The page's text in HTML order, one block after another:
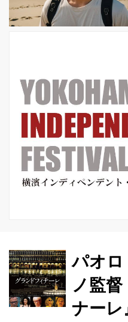
り、2013
追憶のロ
と言って...
パオロ
ノ監督
ナーレ